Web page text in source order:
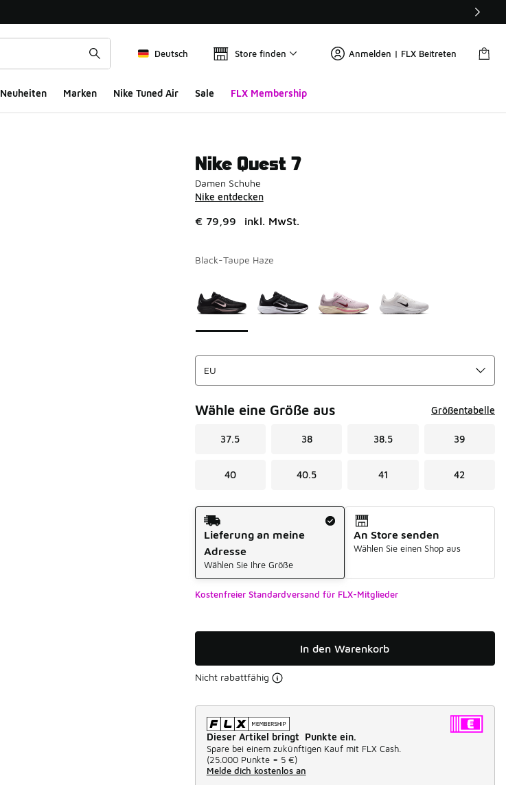
Deutsch Store finden Anmelden | FLX Beitreten
Neuheiten Marken Nike Tuned Air Sale FLX Membership
Nike Quest 7
Damen Schuhe
Nike entdecken
€ 79,99 inkl. MwSt.
Black-Taupe Haze
Wähle eine Größe aus Größentabelle
37.5 38 38.5 39
40 40.5 41 42
Versandart
Lieferung an meine
Adresse
Wählen Sie Ihre Größe
An Store senden
Wählen Sie einen Shop aus
Kostenfreier Standardversand für FLX-Mitglieder
In den Warenkorb
Nicht rabattfähig
Dieser Artikel bringt Punkte ein.
Spare bei einem zukünftigen Kauf mit FLX Cash.
(25.000 Punkte = 5 €)
Melde dich kostenlos an